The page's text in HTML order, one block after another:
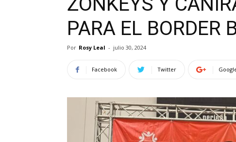
PARA EL BORDER
Por Rosy Leal - julio 30, 2024
Facebook Twitter